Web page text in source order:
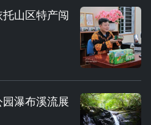
山区特产闯
瀑布溪流展